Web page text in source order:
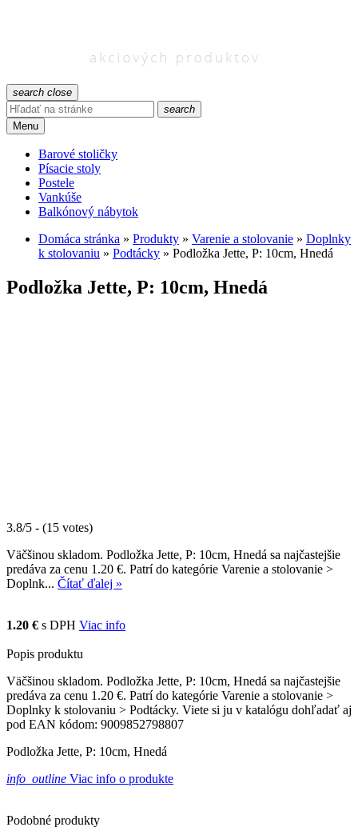
search close
search
Menu
Barové stoličky
Písacie stoly
Postele
Vankúše
Balkónový nábytok
Domáca stránka » Produkty » Varenie a stolovanie » Doplnky
k stolovaniu » Podtácky » Podložka Jette, P: 10cm, Hnedá
Podložka Jette, P: 10cm, Hnedá
3.8/5 - (15 votes)
Väčšinou skladom. Podložka Jette, P: 10cm, Hnedá sa najčastejšie
predáva za cenu 1.20 €. Patrí do kategórie Varenie a stolovanie >
Doplnk... Čítať ďalej »
1.20 € s DPH Viac info
Popis produktu
Väčšinou skladom. Podložka Jette, P: 10cm, Hnedá sa najčastejšie
predáva za cenu 1.20 €. Patrí do kategórie Varenie a stolovanie >
Doplnky k stolovaniu > Podtácky. Viete si ju v katalógu dohľadať aj
pod EAN kódom: 9009852798807
Podložka Jette, P: 10cm, Hnedá
info_outline Viac info o produkte
Podobné produkty